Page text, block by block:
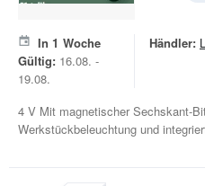
In 1 Woche
Gültig: 16.08. -
19.08.
Händler:
4 V Mit magnetischer Sechskant-
Werkstückbeleuchtung und